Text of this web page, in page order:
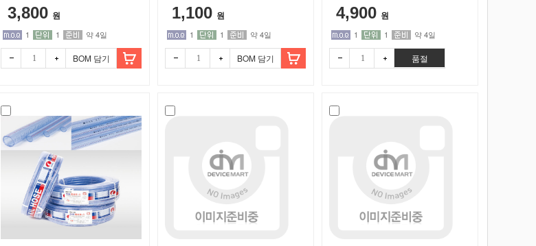
빼기 더하 빼기 더하 빼기 더하
3,800 원
1 1 약 4일
BOM 담기
1,100 원
1 1 약 4일
BOM 담기
4,900 원
1 1 약 4일
품절